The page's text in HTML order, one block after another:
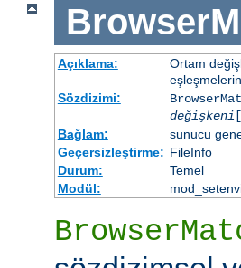
Açıklama:
Ortam
Sözdizimi:
değişkeni
Bağlam:
sunucu
Geçersizleştirme: FileInfo
Durum:
Temel
Modül: